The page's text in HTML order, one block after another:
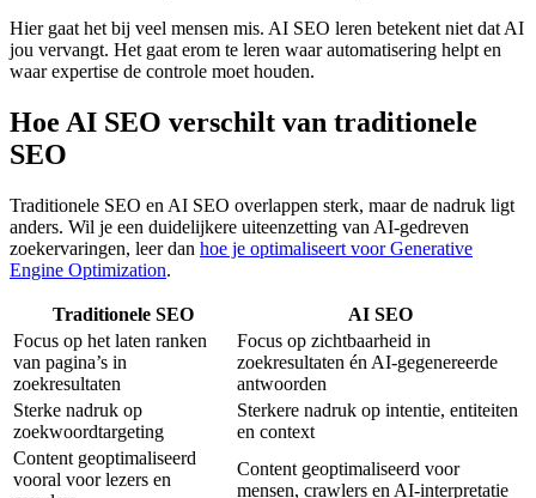
Hier gaat het bij veel mensen mis. AI SEO leren betekent niet dat AI
jou vervangt. Het gaat erom te leren waar automatisering helpt en
waar expertise de controle moet houden.
Hoe AI SEO verschilt van traditionele
SEO
Traditionele SEO en AI SEO overlappen sterk, maar de nadruk ligt
anders. Wil je een duidelijkere uiteenzetting van AI-gedreven
zoekervaringen, leer dan hoe je optimaliseert voor Generative
Engine Optimization.
Traditionele SEO
AI SEO
Focus op het laten ranken
van pagina’s in
zoekresultaten
Focus op zichtbaarheid in
zoekresultaten én AI-gegenereerde
antwoorden
Sterke nadruk op
zoekwoordtargeting
Sterkere nadruk op intentie, entiteiten
en context
Content geoptimaliseerd
vooral voor lezers en
Content geoptimaliseerd voor
mensen, crawlers en AI-interpretatie